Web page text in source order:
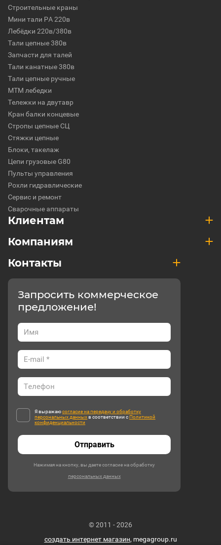
Строительные краны
Мини тали РА 220в
Лебёдки 220в/380в
Тали цепные 380в
Запчасти для талей
Тали канатные 380в
Тали цепные ручные
МТМ лебедки
Тележки на двутавр
Кран балки концевые
Стропы цепные СЦ
Стяжки цепные
Блоки, такелаж
Цепи грузовые G80
Пульты управления
Рохли гидравлические
Сервис и ремонт
Сварочные аппараты
Клиентам
Компаниям
Контакты
Запросить коммерческое
предложение!
Я выражаюсогласие на передачу и обработку
персональных данныхв соответствии с Политикой
конфиденциальности
Отправить
Нажимая на кнопку, вы даете согласие на обработку
персональных данных
© 2011 - 2026
создать интернет магазин, megagroup.ru